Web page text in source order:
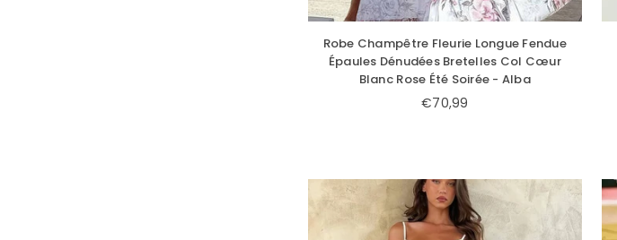
Robe Champêtre Fleurie Longue Fendue
Épaules Dénudées Bretelles Col Cœur
Blanc Rose Été Soirée - Alba
Prix
€70,99